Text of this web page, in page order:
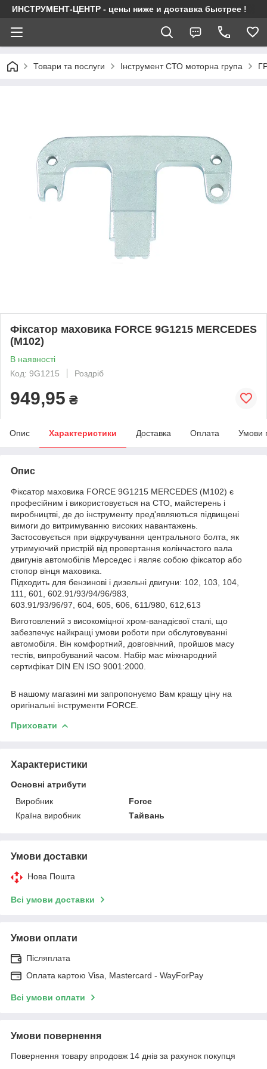
ИНСТРУМЕНТ-ЦЕНТР - цены ниже и доставка быстрее !
Товари та послуги Інструмент СТО моторна група
Фіксатор маховика FORCE 9G1215 MERCEDES
(M102)
В наявності
Код: 9G1215
Роздріб
949,95 ₴
Опис Характеристики Доставка Оплата Умови
Опис
Фіксатор маховика FORCE 9G1215 MERCEDES (M102) є
професійним і використовується на СТО, майстерень і
виробництві, де до інструменту пред'являються підвищені
вимоги до витримуванню високих навантажень.
Застосовується при відкручування центрального болта, як
утримуючий пристрій від провертання колінчастого вала
двигунів автомобілів Мерседес і являє собою фіксатор або
стопор вінця маховика.
Підходить для бензинові і дизельні двигуни: 102, 103, 104,
111, 601, 602.91/93/94/96/983,
603.91/93/96/97, 604, 605, 606, 611/980, 612,613
Виготовлений з високоміцної хром-ванадієвої сталі, що
забезпечує найкращі умови роботи при обслуговуванні
автомобіля. Він комфортний, довговічний, пройшов масу
тестів, випробуваний часом. Набір має міжнародний
сертифікат DIN EN ISO 9001:2000.
В нашому магазині ми запропонуємо Вам кращу ціну на
оригінальні інструменти FORCE.
Приховати
Характеристики
Основні атрибути
Виробник
Force
Країна виробник
Тайвань
Умови доставки
Нова Пошта
Всі умови доставки
Умови оплати
Післяплата
Оплата картою Visa, Mastercard - WayForPay
Всі умови оплати
Умови повернення
Повернення товару впродовж 14 днів за рахунок покупця